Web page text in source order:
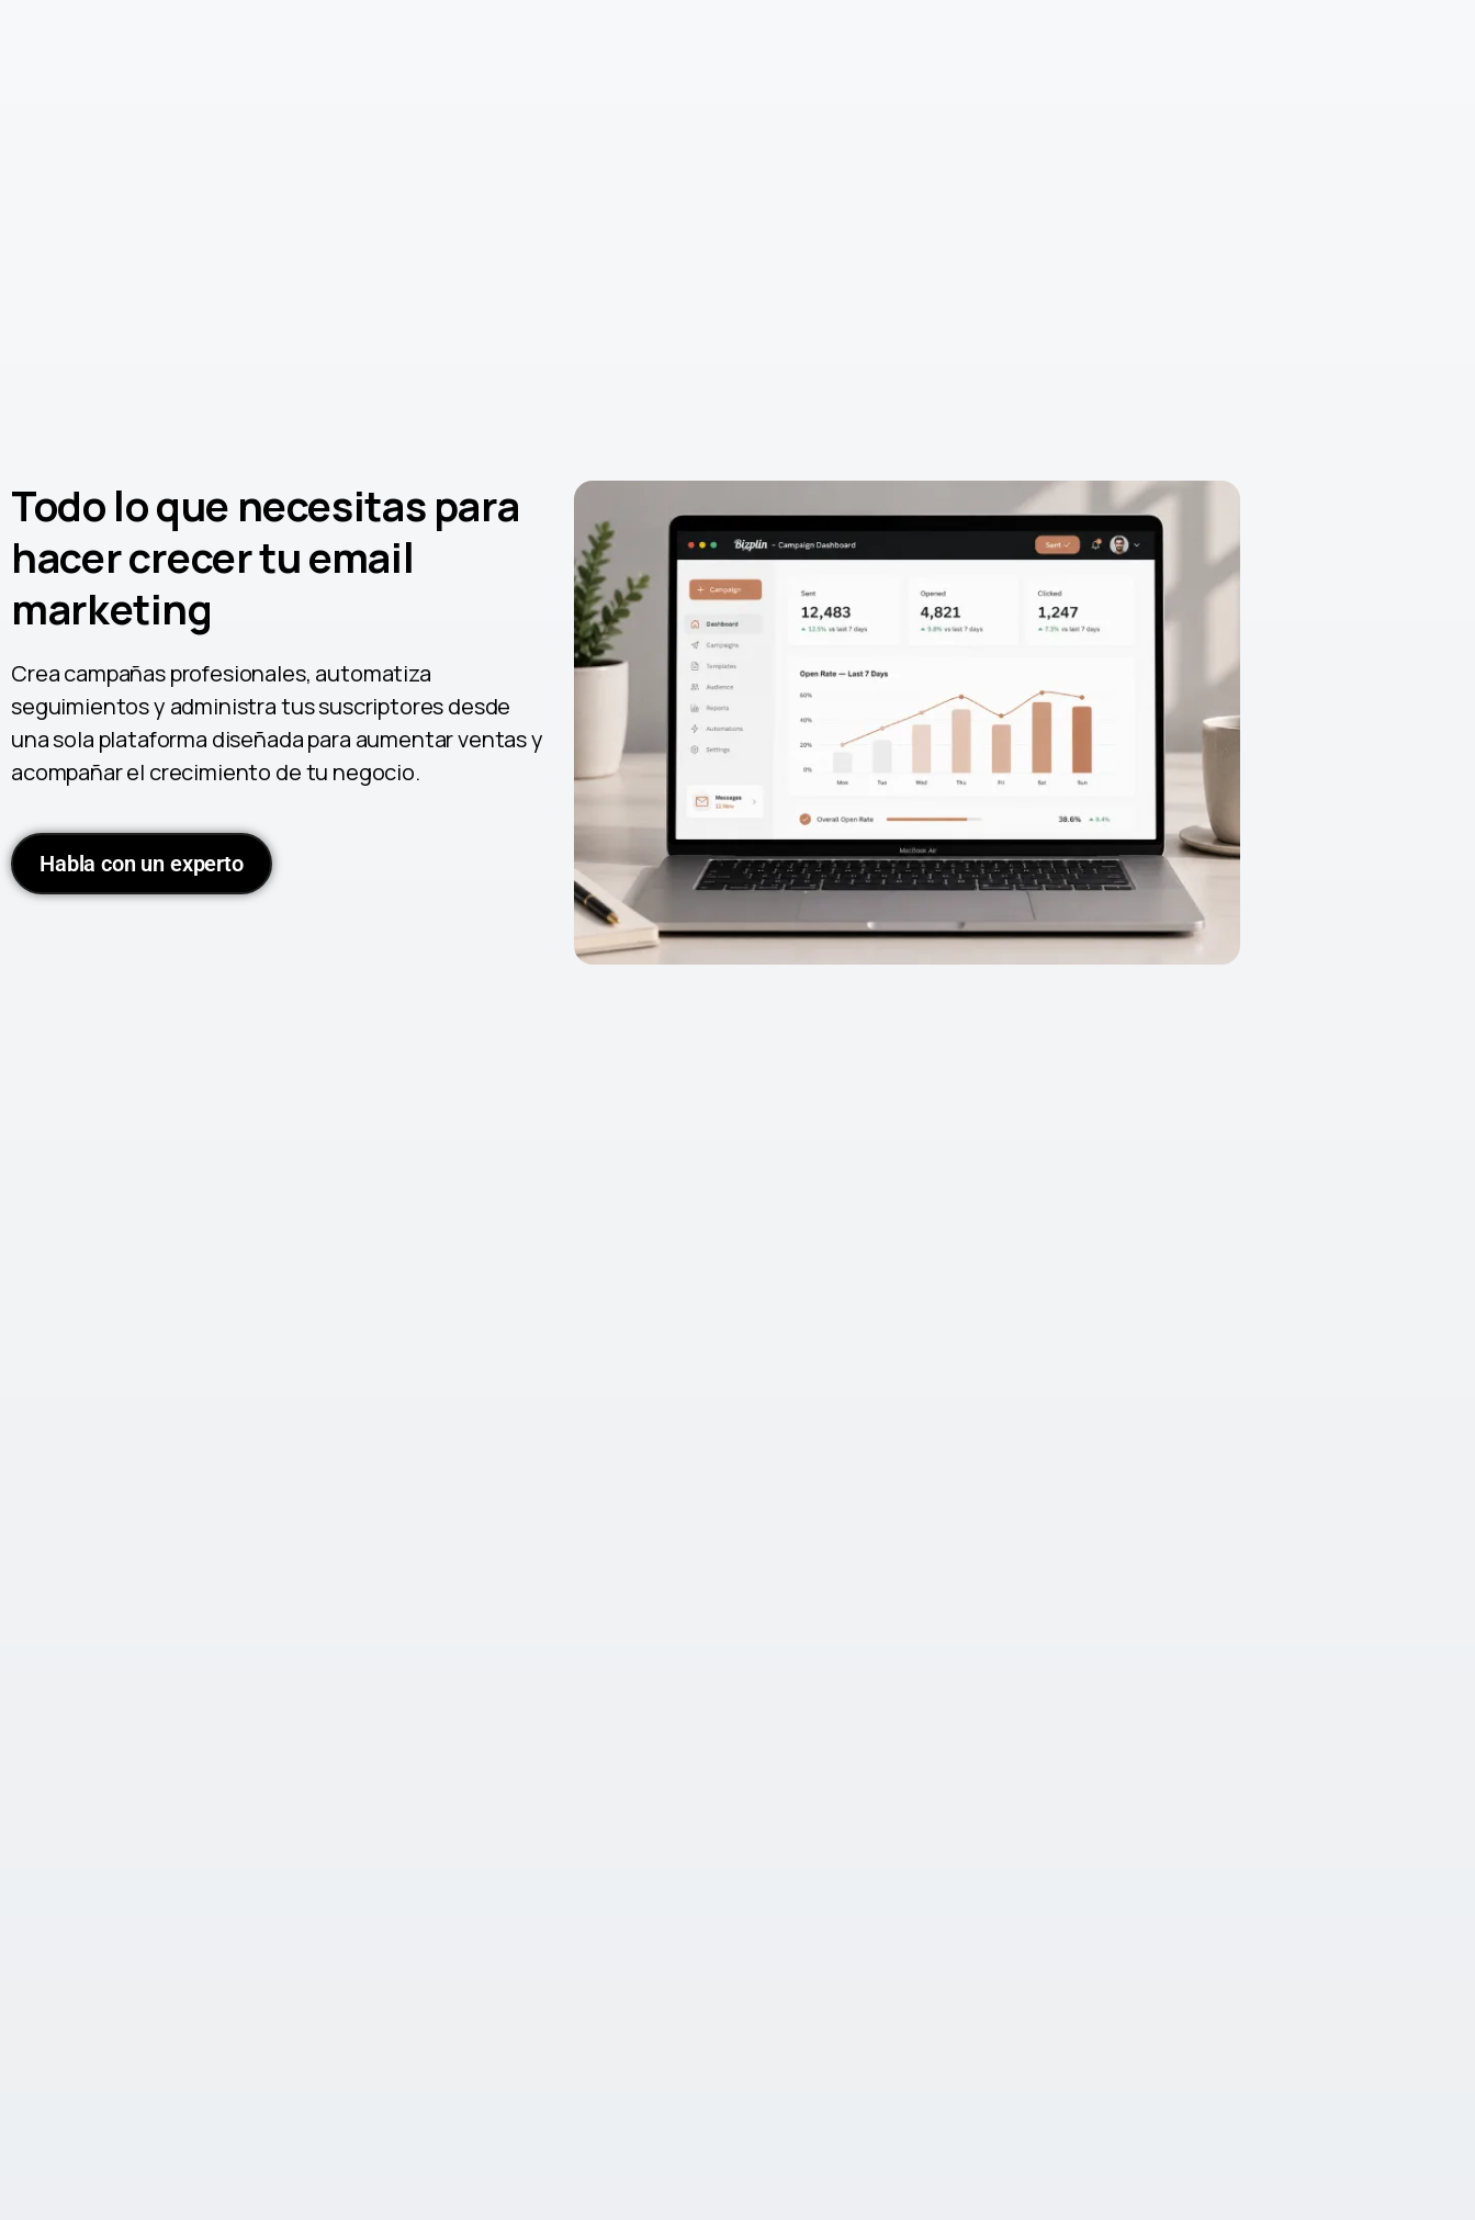
Todo lo que necesitas para
hacer crecer tu email
marketing
Crea campañas profesionales, automatiza
seguimientos y administra tus suscriptores desde
una sola plataforma diseñada para aumentar ventas y
acompañar el crecimiento de tu negocio.
Habla con un experto